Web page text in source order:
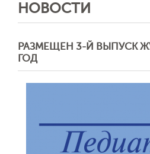
НОВОСТИ
РАЗМЕЩЕН 3-Й ВЫПУСК
ГОД